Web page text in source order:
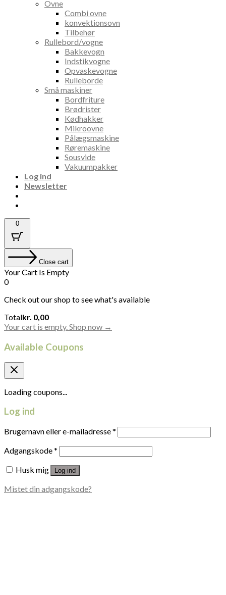
Ovne
Combi ovne
konvektionsovn
Tilbehør
Rullebord/vogne
Bakkevogn
Indstikvogne
Opvaskevogne
Rulleborde
Små maskiner
Bordfriture
Brødrister
Kødhakker
Mikroovne
Pålægsmaskine
Røremaskine
Sousvide
Vakuumpakker
Log ind
Newsletter
0
Close cart
Your Cart Is Empty
0
Check out our shop to see what's available
Cart
Total:
Totalkr. 0,00
Your cart is empty. Shop now →
Available Coupons
Loading coupons...
Log ind
Brugernavn eller e-mailadresse*
Adgangskode*
Husk mig
Log ind
Mistet din adgangskode?